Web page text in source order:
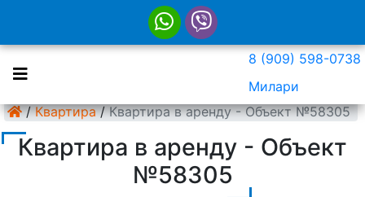
8 (909) 598-0738
Милари
/ Квартира / Квартира в аренду - Объект №58305
Квартира в аренду - Объект
№58305